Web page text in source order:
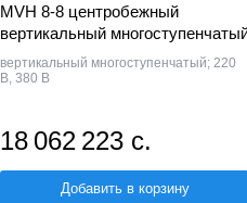
MVH 8-8 центробежный
вертикальный
вертикальный многоступенчатый; 220
В, 380 В
18 062 223 с.
Добавить в корзину